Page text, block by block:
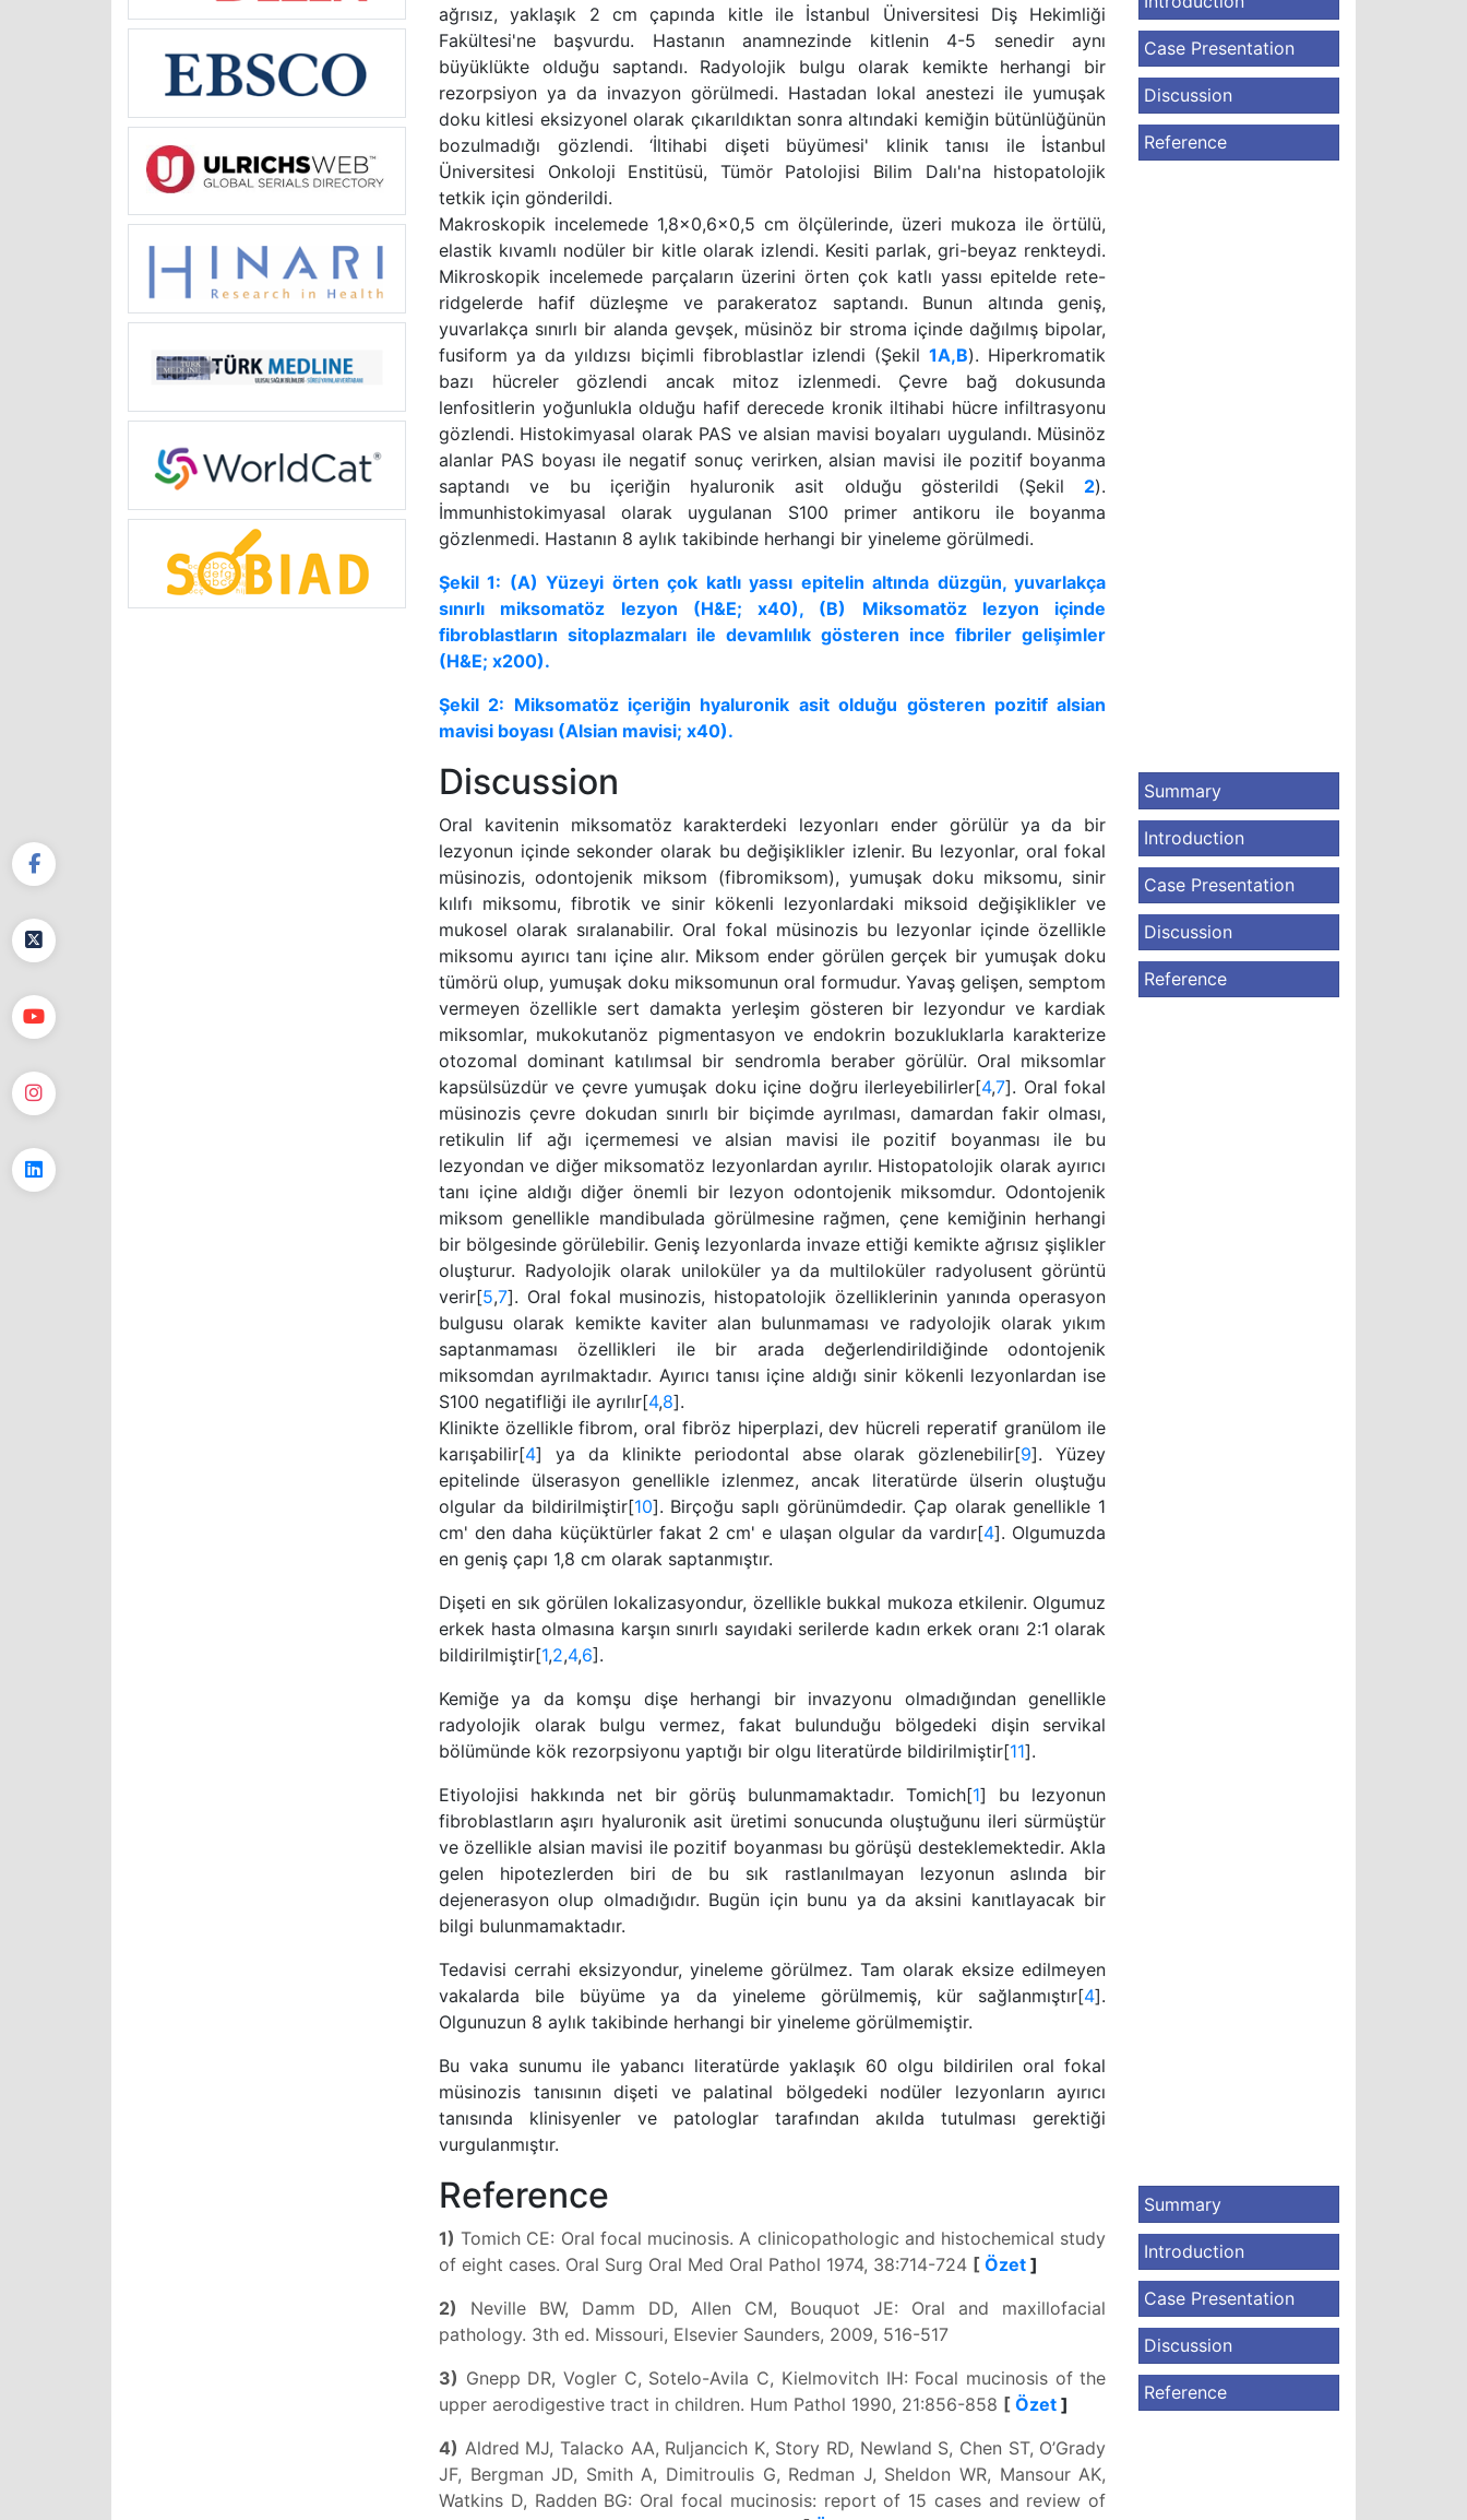
ağrısız, yaklaşık 2 cm çapında kitle ile İstanbul Üniversitesi Diş Hekimliği
Fakültesi'ne başvurdu. Hastanın anamnezinde kitlenin 4-5 senedir aynı
büyüklükte olduğu saptandı. Radyolojik bulgu olarak kemikte herhangi bir
rezorpsiyon ya da invazyon görülmedi. Hastadan lokal anestezi ile yumuşak
doku kitlesi eksizyonel olarak çıkarıldıktan sonra altındaki kemiğin bütünlüğünün
bozulmadığı gözlendi. ‘İltihabi dişeti büyümesi' klinik tanısı ile İstanbul
Üniversitesi Onkoloji Enstitüsü, Tümör Patolojisi Bilim Dalı'na histopatolojik
tetkik için gönderildi.
Makroskopik incelemede 1,8x0,6x0,5 cm ölçülerinde, üzeri mukoza ile örtülü,
elastik kıvamlı nodüler bir kitle olarak izlendi. Kesiti parlak, gri-beyaz renkteydi.
Mikroskopik incelemede parçaların üzerini örten çok katlı yassı epitelde rete-
ridgelerde hafif düzleşme ve parakeratoz saptandı. Bunun altında geniş,
yuvarlakça sınırlı bir alanda gevşek, müsinöz bir stroma içinde dağılmış bipolar,
fusiform ya da yıldızsı biçimli fibroblastlar izlendi (Şekil1A,B). Hiperkromatik
bazı hücreler gözlendi ancak mitoz izlenmedi. Çevre bağ dokusunda
lenfositlerin yoğunlukla olduğu hafif derecede kronik iltihabi hücre infiltrasyonu
gözlendi. Histokimyasal olarak PAS ve alsian mavisi boyaları uygulandı. Müsinöz
alanlar PAS boyası ile negatif sonuç verirken, alsian mavisi ile pozitif boyanma
saptandı ve bu içeriğin hyaluronik asit olduğu gösterildi (Şekil 2).
İmmunhistokimyasal olarak uygulanan S100 primer antikoru ile boyanma
gözlenmedi. Hastanın 8 aylık takibinde herhangi bir yineleme görülmedi.
Şekil 1: (A) Yüzeyi örten çok katlı yassı epitelin altında düzgün, yuvarlakça
sınırlı miksomatöz lezyon (H&E; x40), (B) Miksomatöz lezyon içinde
fibroblastların sitoplazmaları ile devamlılık gösteren ince fibriler gelişimler
(H&E; x200).
Şekil 2: Miksomatöz içeriğin hyaluronik asit olduğu gösteren pozitif alsian
mavisi boyası (Alsian mavisi; x40).
Case Presentation
Discussion
Reference
Discussion
Oral kavitenin miksomatöz karakterdeki lezyonları ender görülür ya da bir
lezyonun içinde sekonder olarak bu değişiklikler izlenir. Bu lezyonlar, oral fokal
müsinozis, odontojenik miksom (fibromiksom), yumuşak doku miksomu, sinir
kılıfı miksomu, fibrotik ve sinir kökenli lezyonlardaki miksoid değişiklikler ve
mukosel olarak sıralanabilir. Oral fokal müsinozis bu lezyonlar içinde özellikle
miksomu ayırıcı tanı içine alır. Miksom ender görülen gerçek bir yumuşak doku
tümörü olup, yumuşak doku miksomunun oral formudur. Yavaş gelişen, semptom
vermeyen özellikle sert damakta yerleşim gösteren bir lezyondur ve kardiak
miksomlar, mukokutanöz pigmentasyon ve endokrin bozukluklarla karakterize
otozomal dominant katılımsal bir sendromla beraber görülür. Oral miksomlar
kapsülsüzdür ve çevre yumuşak doku içine doğru ilerleyebilirler[4,7]. Oral fokal
müsinozis çevre dokudan sınırlı bir biçimde ayrılması, damardan fakir olması,
retikulin lif ağı içermemesi ve alsian mavisi ile pozitif boyanması ile bu
lezyondan ve diğer miksomatöz lezyonlardan ayrılır. Histopatolojik olarak ayırıcı
tanı içine aldığı diğer önemli bir lezyon odontojenik miksomdur. Odontojenik
miksom genellikle mandibulada görülmesine rağmen, çene kemiğinin herhangi
bir bölgesinde görülebilir. Geniş lezyonlarda invaze ettiği kemikte ağrısız şişlikler
oluşturur. Radyolojik olarak uniloküler ya da multiloküler radyolusent görüntü
verir[5,7]. Oral fokal musinozis, histopatolojik özelliklerinin yanında operasyon
bulgusu olarak kemikte kaviter alan bulunmaması ve radyolojik olarak yıkım
saptanmaması özellikleri ile bir arada değerlendirildiğinde odontojenik
miksomdan ayrılmaktadır. Ayırıcı tanısı içine aldığı sinir kökenli lezyonlardan ise
S100 negatifliği ile ayrılır[4,8].
Klinikte özellikle fibrom, oral fibröz hiperplazi, dev hücreli reperatif granülom ile
karışabilir[4] ya da klinikte periodontal abse olarak gözlenebilir[9]. Yüzey
epitelinde ülserasyon genellikle izlenmez, ancak literatürde ülserin oluştuğu
olgular da bildirilmiştir[10]. Birçoğu saplı görünümdedir. Çap olarak genellikle 1
cm' den daha küçüktürler fakat 2 cm' e ulaşan olgular da vardır[4]. Olgumuzda
en geniş çapı 1,8 cm olarak saptanmıştır.
Dişeti en sık görülen lokalizasyondur, özellikle bukkal mukoza etkilenir. Olgumuz
erkek hasta olmasına karşın sınırlı sayıdaki serilerde kadın erkek oranı 2:1 olarak
bildirilmiştir[1,2,4,6].
Kemiğe ya da komşu dişe herhangi bir invazyonu olmadığından genellikle
radyolojik olarak bulgu vermez, fakat bulunduğu bölgedeki dişin servikal
bölümünde kök rezorpsiyonu yaptığı bir olgu literatürde bildirilmiştir[11].
Etiyolojisi hakkında net bir görüş bulunmamaktadır. Tomich[1] bu lezyonun
fibroblastların aşırı hyaluronik asit üretimi sonucunda oluştuğunu ileri sürmüştür
ve özellikle alsian mavisi ile pozitif boyanması bu görüşü desteklemektedir. Akla
gelen hipotezlerden biri de bu sık rastlanılmayan lezyonun aslında bir
dejenerasyon olup olmadığıdır. Bugün için bunu ya da aksini kanıtlayacak bir
bilgi bulunmamaktadır.
Tedavisi cerrahi eksizyondur, yineleme görülmez. Tam olarak eksize edilmeyen
vakalarda bile büyüme ya da yineleme görülmemiş, kür sağlanmıştır[4].
Olgunuzun 8 aylık takibinde herhangi bir yineleme görülmemiştir.
Bu vaka sunumu ile yabancı literatürde yaklaşık 60 olgu bildirilen oral fokal
müsinozis tanısının dişeti ve palatinal bölgedeki nodüler lezyonların ayırıcı
tanısında klinisyenler ve patologlar tarafından akılda tutulması gerektiği
vurgulanmıştır.
Summary
Introduction
Case Presentation
Discussion
Reference
Reference
1) Tomich CE: Oral focal mucinosis. A clinicopathologic and histochemical study
of eight cases. Oral Surg Oral Med Oral Pathol 1974, 38:714-724 [ Özet ]
2) Neville BW, Damm DD, Allen CM, Bouquot JE: Oral and maxillofacial
pathology. 3th ed. Missouri, Elsevier Saunders, 2009, 516-517
3) Gnepp DR, Vogler C, Sotelo-Avila C, Kielmovitch IH: Focal mucinosis of the
upper aerodigestive tract in children. Hum Pathol 1990, 21:856-858 [ Özet ]
4) Aldred MJ, Talacko AA, Ruljancich K, Story RD, Newland S, Chen ST, O’Grady
JF, Bergman JD, Smith A, Dimitroulis G, Redman J, Sheldon WR, Mansour AK,
Watkins D, Radden BG: Oral focal mucinosis: report of 15 cases and review of
Summary
Introduction
Case Presentation
Discussion
Reference